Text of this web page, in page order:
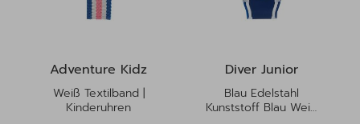
Adventure Kidz
Weiß Textilband |
Kinderuhren
Diver Junior
Blau Edelstahl
Kunststoff Blau Weiß